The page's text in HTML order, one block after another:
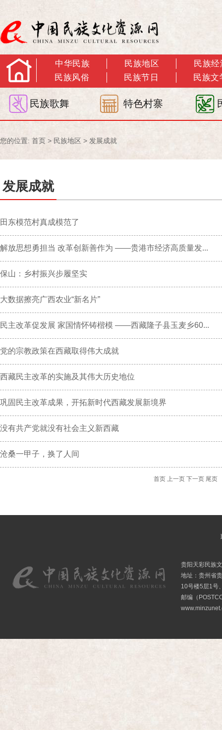
中华民族 民族地区
民族经
民族风俗
民族节日 民族文
民族歌舞 特色村寨
您的位置: 首页 > 民族地区 > 发展成就
发展成就
田东模范村真成模范了
解放思想勇担当 改革创新善作为 ——贵港市经济高质量发...
保山：乡村振兴步履坚实
大数据擦亮广西农业“新名片”
民主改革促发展 家国情怀铸楷模 ——西藏隆子县玉麦乡60...
党的宗教政策在西藏取得伟大成就
西藏民主改革的实施及其伟大历史地位
巩固民主改革成果，开拓新时代西藏发展新境界
没有共产党就没有社会主义新西藏
沧桑一甲子，换了人间
首页 上一页 下一页 尾页
贵阳天彩民族
地址：贵州省
10号楼5层1号
邮编（